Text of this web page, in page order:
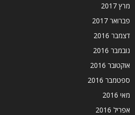
מרץ 2017
פברואר 2017
דצמבר 2016
נובמבר 2016
אוקטובר 2016
ספטמבר 2016
מאי 2016
אפריל 2016